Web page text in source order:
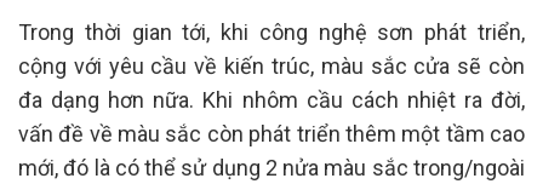
Trong thời gian tới, khi công nghệ sơn phát triển,
cộng với yêu cầu về kiến trúc, màu sắc cửa sẽ còn
đa dạng hơn nữa. Khi nhôm cầu cách nhiệt ra đời,
vấn đề về màu sắc còn phát triển thêm một tầm cao
mới, đó là có thể sử dụng 2 nửa màu sắc trong/ngoài